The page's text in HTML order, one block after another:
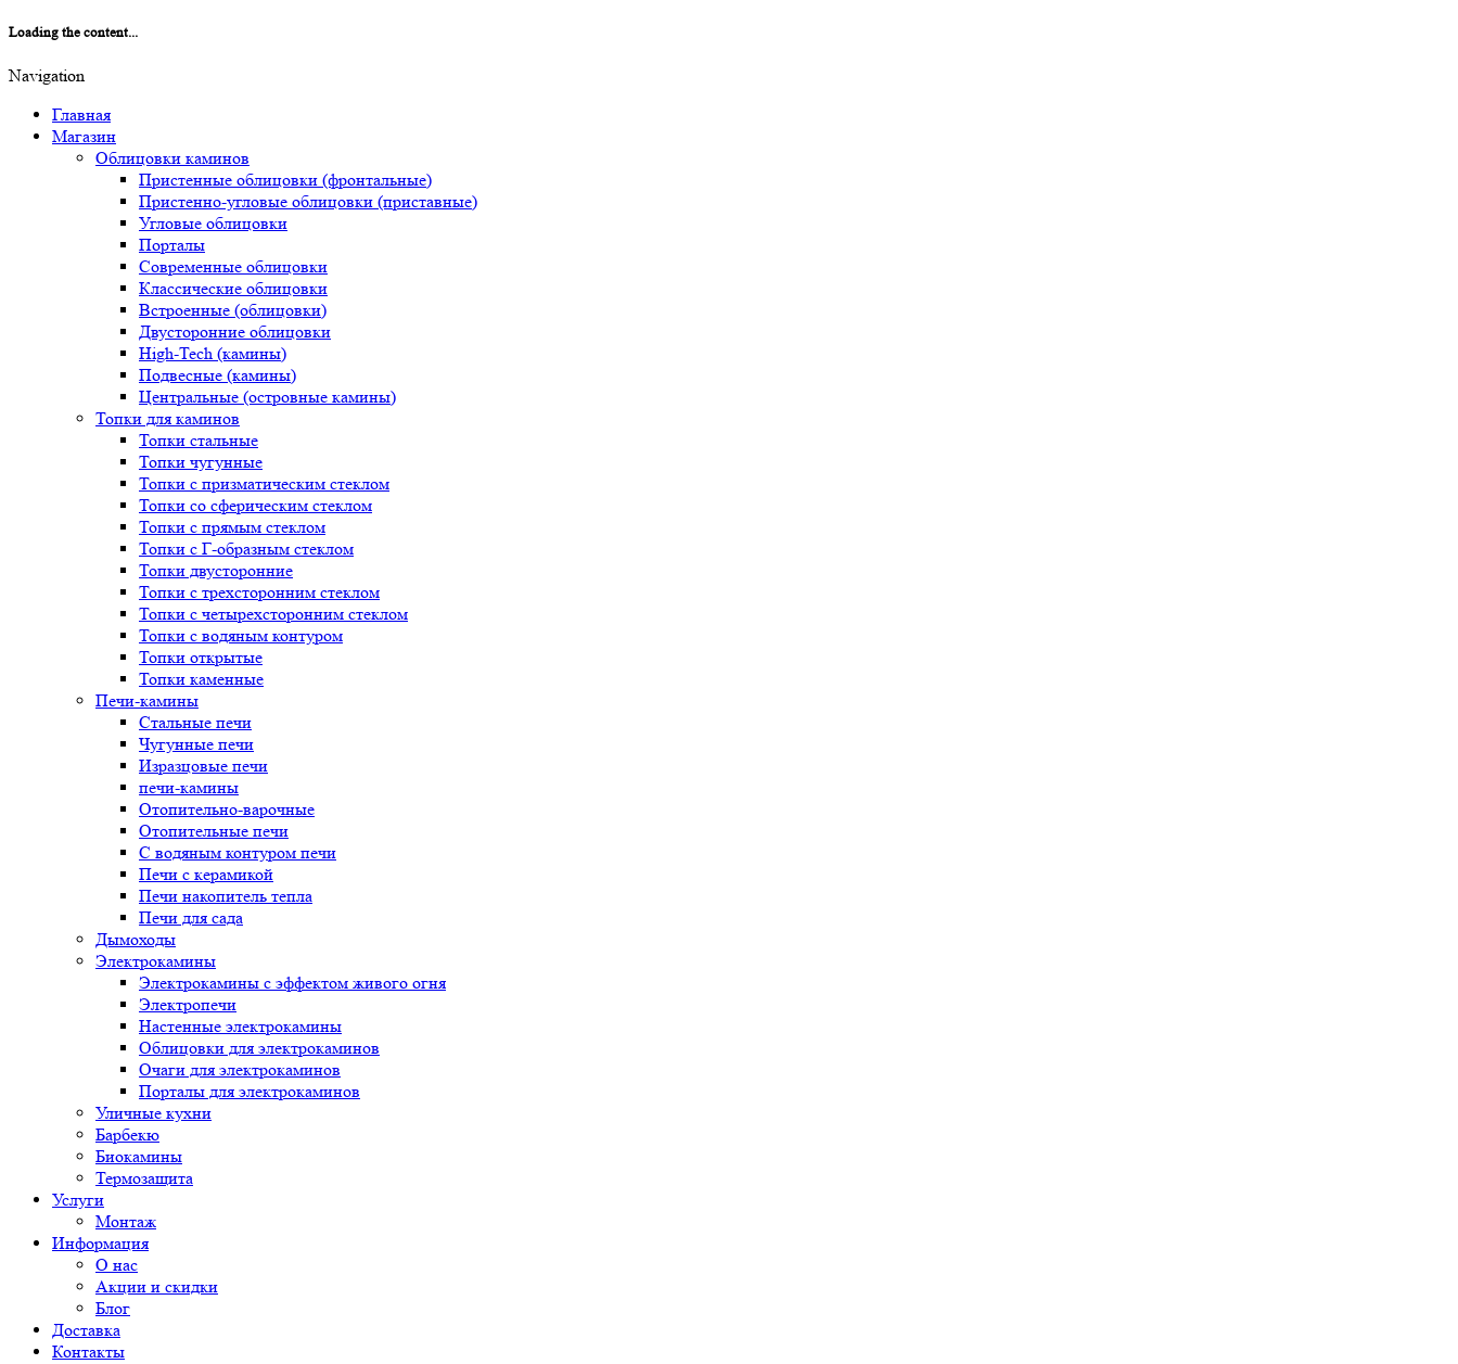
Loading the content...
Navigation
Главная
Магазин
Облицовки каминов
Пристенные облицовки (фронтальные)
Пристенно-угловые облицовки (приставные)
Угловые облицовки
Порталы
Современные облицовки
Классические облицовки
Встроенные (облицовки)
Двусторонние облицовки
High-Tech (камины)
Подвесные (камины)
Центральные (островные камины)
Топки для каминов
Топки стальные
Топки чугунные
Топки с призматическим стеклом
Топки со сферическим стеклом
Топки с прямым стеклом
Топки с Г-образным стеклом
Топки двусторонние
Топки с трехсторонним стеклом
Топки с четырехсторонним стеклом
Топки с водяным контуром
Топки открытые
Топки каменные
Печи-камины
Стальные печи
Чугунные печи
Изразцовые печи
печи-камины
Отопительно-варочные
Отопительные печи
С водяным контуром печи
Печи с керамикой
Печи накопитель тепла
Печи для сада
Дымоходы
Электрокамины
Электрокамины с эффектом живого огня
Электропечи
Настенные электрокамины
Облицовки для электрокаминов
Очаги для электрокаминов
Порталы для электрокаминов
Уличные кухни
Барбекю
Биокамины
Термозащита
Услуги
Монтаж
Информация
О нас
Акции и скидки
Блог
Доставка
Контакты